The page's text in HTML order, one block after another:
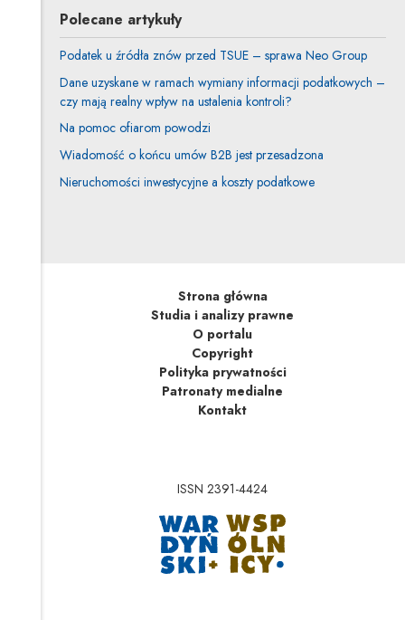
Polecane artykuły
Podatek u źródła znów przed TSUE – sprawa Neo Group
Dane uzyskane w ramach wymiany informacji podatkowych –
czy mają realny wpływ na ustalenia kontroli?
Na pomoc ofiarom powodzi
Wiadomość o końcu umów B2B jest przesadzona
Nieruchomości inwestycyjne a koszty podatkowe
Strona główna
Studia i analizy prawne
O portalu
Copyright
Polityka prywatności
Patronaty medialne
Kontakt
ISSN 2391-4424
Uwaga, link zostanie